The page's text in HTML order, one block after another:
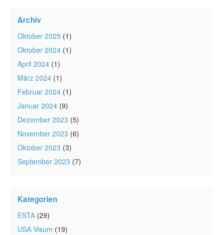
Archiv
Oktober 2025 (1)
Oktober 2024 (1)
April 2024 (1)
März 2024 (1)
Februar 2024 (1)
Januar 2024 (9)
Dezember 2023 (5)
November 2023 (6)
Oktober 2023 (3)
September 2023 (7)
Kategorien
ESTA (29)
USA Visum (19)